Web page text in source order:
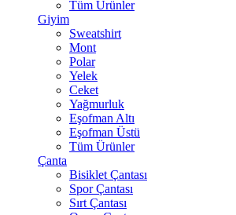
Tüm Ürünler
Giyim
Sweatshirt
Mont
Polar
Yelek
Ceket
Yağmurluk
Eşofman Altı
Eşofman Üstü
Tüm Ürünler
Çanta
Bisiklet Çantası
Spor Çantası
Sırt Çantası